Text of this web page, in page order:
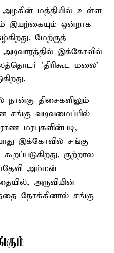
மத்தியில் உள்ள
இயற்கையும் ஒன்றாக
மேற்குத்
இக்கோவில்
'திரிகூட மலை'
நான்கு திசைகளிலும்
சங்கு வடிவமைப்பில்
மரபுகளின்படி,
இக்கோவில் சங்கு
குற்றால
அம்மன்
அருவியின்
நோக்கினால் சங்கு